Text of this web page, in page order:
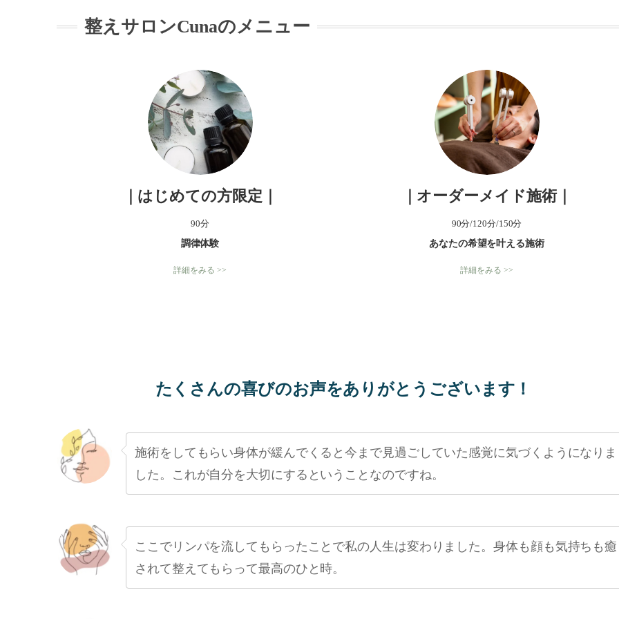
整えサロンCunaのメニュー
｜はじめての方限定｜
90分
調律体験
詳細をみる >>
｜オーダーメイド施術｜
90分/120分/150分
あなたの希望を叶える施術
詳細をみる >>
たくさんの喜びのお声をありがとうございます！
施術をしてもらい身体が緩んでくると今まで見過ごしていた感覚に気づくようになりま
した。これが自分を大切にするということなのですね。
ここでリンパを流してもらったことで私の人生は変わりました。身体も顔も気持ちも癒
されて整えてもらって最高のひと時。